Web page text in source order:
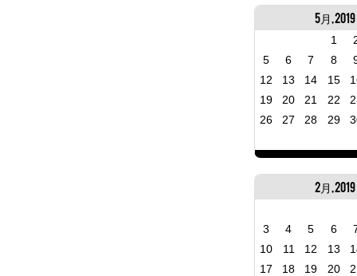
5月, 2019
1
5
6 7 8
12
13 14 15
19
20 21 22
26
27 28 29
2月, 2019
3 4 5 6
10
11 12 13
17
18 19 20